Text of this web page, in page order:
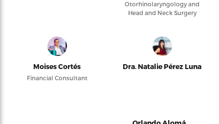
Otorhinolaryngology and
Head and Neck Surgery
Moises Cortés
Financial Consultant
Dra. Natalie Pérez Luna